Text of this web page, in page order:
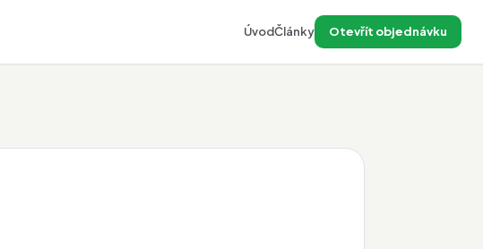
ÚvodČlánky Otevřít objednávku